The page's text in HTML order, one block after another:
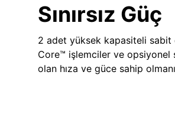
Sınırsız Güç
2 adet yüksek kapasiteli
Core™ işlemciler ve opsiyonel
olan hıza ve güce sahip